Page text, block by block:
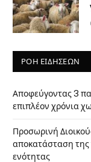
ΡΟΗ ΕΙΔΗΣΕΩΝ
Αποφεύγοντας 3
επιπλέον χρόνια
Προσωρινή
αποκατάσταση της
ενότητας